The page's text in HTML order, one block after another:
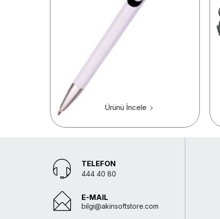
Ürünü İncele
TELEFON
444 40 80
E-MAIL
bilgi@akinsoftstore.com